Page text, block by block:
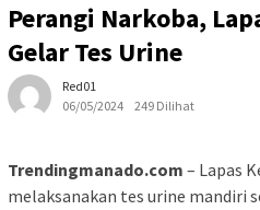
Perangi Narkoba,
Gelar Tes Urine
Red01
06/05/2024
249 Dilihat
Trendingmanado.com – Lapas
melaksanakan tes urine mandiri